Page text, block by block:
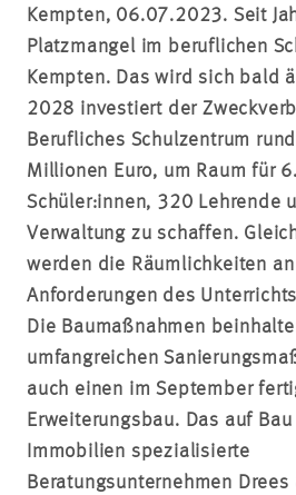
Kempten, 06.07.2023. Seit
Platzmangel im beruflichen
Kempten. Das wird sich bald
2028 investiert der
Berufliches Schulzentrum
Millionen Euro, um Raum für
Schüler:innen, 320 Lehrende
Verwaltung zu schaffen.
werden die Räumlichkeiten
Anforderungen des
Die Baumaßnahmen
umfangreichen
auch einen im September
Erweiterungsbau. Das auf Bau
Immobilien spezialisierte
Beratungsunternehmen Drees